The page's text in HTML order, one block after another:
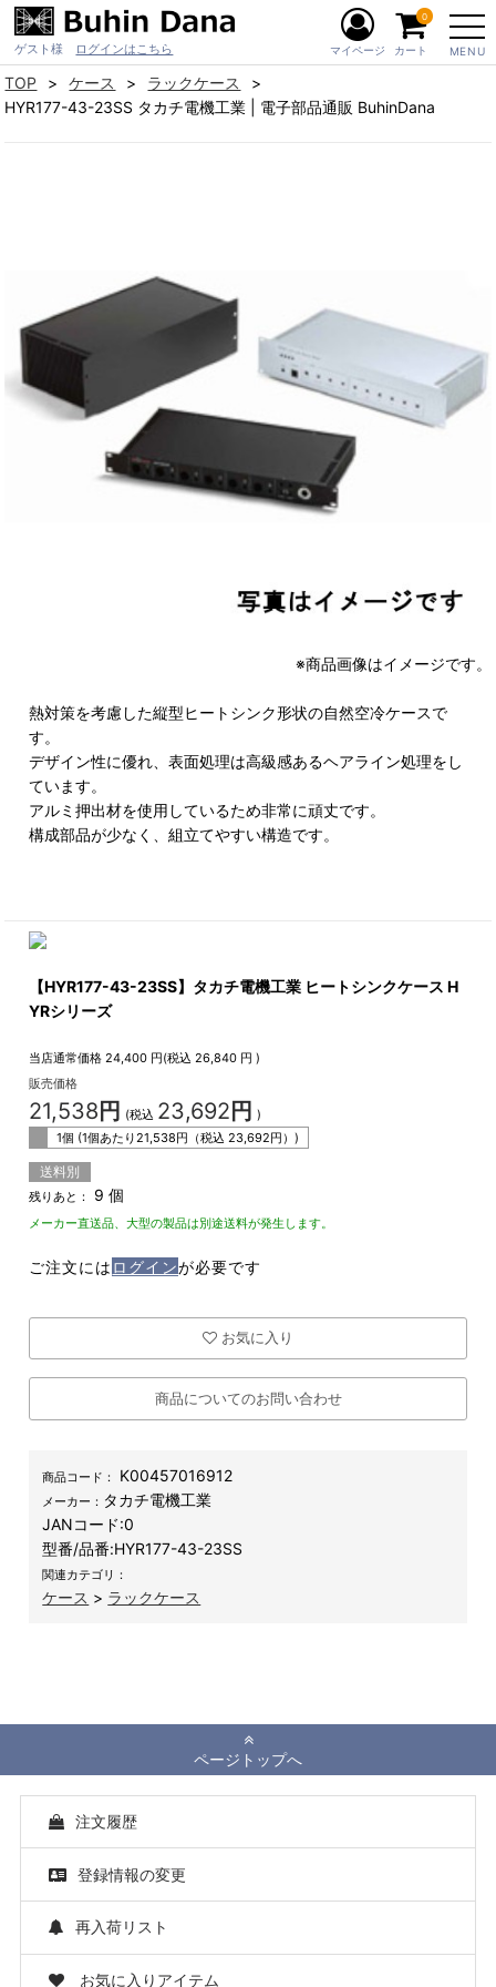
ゲスト様 ログインはこちら MENU
マイページ カート
0
TOP ケース
ラックケース
HYR177-43-23SS タカチ電機工業 | 電子部品通販 BuhinDana
※商品画像はイメージです。
熱対策を考慮した縦型ヒートシンク形状の自然空冷ケースで
す。
デザイン性に優れ、表面処理は高級感あるヘアライン処理をし
ています。
アルミ押出材を使用しているため非常に頑丈です。
構成部品が少なく、組立てやすい構造です。
【HYR177-43-23SS】タカチ電機工業 ヒートシンクケース H
YRシリーズ
当店通常価格 24,400 円(税込 26,840 円 )
販売価格
21,538 円 (税込 23,692 円 )
1個 (1個あたり 21,538円（税込 23,692円）)
送料別
残りあと： 9 個
メーカー直送品、大型の製品は別途送料が発生します。
ご注文には ログインが必要です
お気に入り
商品についてのお問い合わせ
商品コード： K00457016912
メーカー： タカチ電機工業
JANコード:0
型番/品番:HYR177-43-23SS
関連カテゴリ：
ケース > ラックケース
ページトップへ
注文履歴
登録情報の変更
再入荷リスト
お気に入りアイテム